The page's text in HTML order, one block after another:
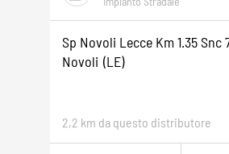
Sp Novoli Lecce Km 1.35 Snc
Novoli (LE)
2,2 km da questo distributore